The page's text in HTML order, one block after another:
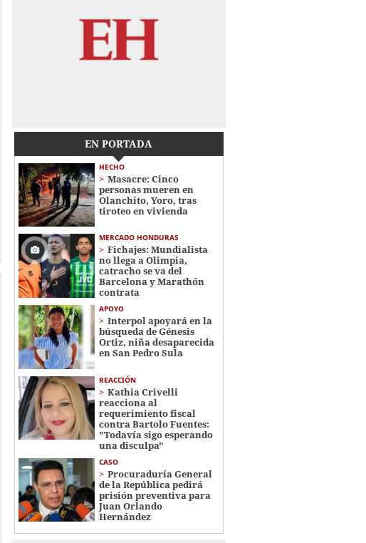
EN PORTADA
HECHO
Masacre: Cinco
personas mueren en
Olanchito, Yoro, tras
tiroteo en vivienda
MERCADO HONDURAS
Fichajes: Mundialista
no llega a Olimpia,
catracho se va del
Barcelona y Marathón
contrata
APOYO
Interpol apoyará en la
búsqueda de Génesis
Ortiz, niña desaparecida
en San Pedro Sula
REACCIÓN
Kathia Crivelli
reacciona al
requerimiento fiscal
contra Bartolo Fuentes:
"Todavía sigo esperando
una disculpa"
CASO
Procuraduría General
de la República pedirá
prisión preventiva para
Juan Orlando
Hernández